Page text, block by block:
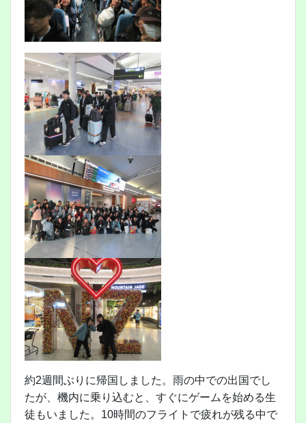
約2週間ぶりに帰国しました。雨の中での出国でし
たが、機内に乗り込むと、すぐにゲームを始める生
徒もいました。10時間のフライトで疲れが残る中で